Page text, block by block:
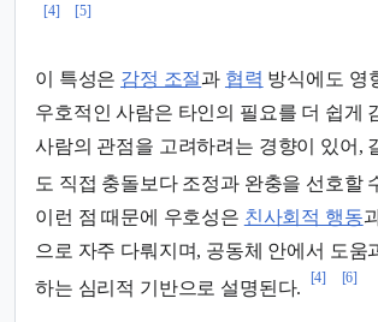
[4] [5]
이 특성은 감정 조절과 협력 방식에도 영
우호적인 사람은 타인의 필요를 더 쉽게
사람의 관점을 고려하려는 경향이 있어,
도 직접 충돌보다 조정과 완충을 선호할
이런 점 때문에 우호성은 친사회적 행동
으로 자주 다뤄지며, 공동체 안에서 도움
하는 심리적 기반으로 설명된다.
[4] [6]